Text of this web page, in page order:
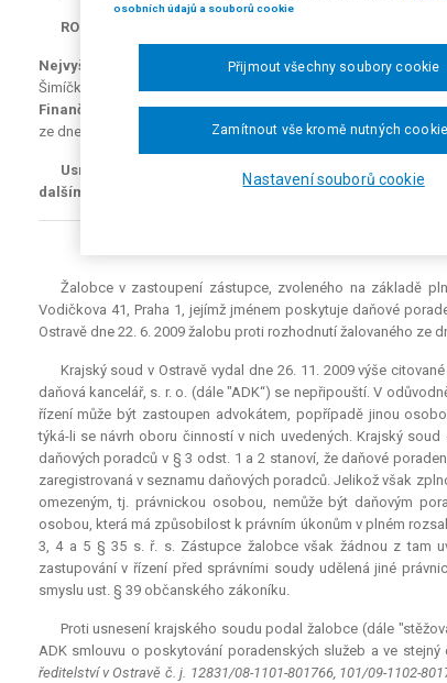
ROZSUDEK
Nejvyšší správní soud
rozhodl v senátu složeném z
Šimíčka v právní věci žalobce:P. H.,zast. advokátem JUDr.
Finanční ředitelství v Ostravě,se sídlem Na Jízdárně 3,
ze dne 26. 11. 2009, č. j. 22 Ca 186/2009 - 51, takto:
Usnesení Krajského soudu v Ostravě ze dne 26. 11.
dalšímu řízení.
Žalobce v zastoupení zástupce, zvoleného na základě
Vodičkova 41, Praha 1, jejímž jménem poskytuje daňové
Ostravě dne 22. 6. 2009 žalobu proti rozhodnutí žalovaného ze
Krajský soud v Ostravě vydal dne 26. 11. 2009 výše
daňová kancelář, s. r. o. (dále "ADK“) se nepřipouští. V
řízení může být zastoupen advokátem, popřípadě jinou
týká-li se návrh oboru činností v nich uvedených. Krajský
daňových poradců v § 3 odst. 1 a 2 stanoví, že daňové
zaregistrovaná v seznamu daňových poradců. Jelikož však
omezeným, tj. právnickou osobou, nemůže být daňovým
osobou, která má způsobilost k právním úkonům v plném
3, 4 a 5 § 35 s. ř. s. Zástupce žalobce však žádnou z tam
zastupování v řízení před správními soudy udělená jiné
smyslu ust. § 39 občanského zákoníku.
Proti usnesení krajského soudu podal žalobce (dále
ADK smlouvu o poskytování poradenských služeb a ve
ředitelství v Ostravě č. j. 12831/08-1101-801766, 101/09-1102-
osobních údajů a souborů cookie
Nastavení souborů cookie
Zamítnout vše kromě nutných
Přijmout všechny soubory cookie